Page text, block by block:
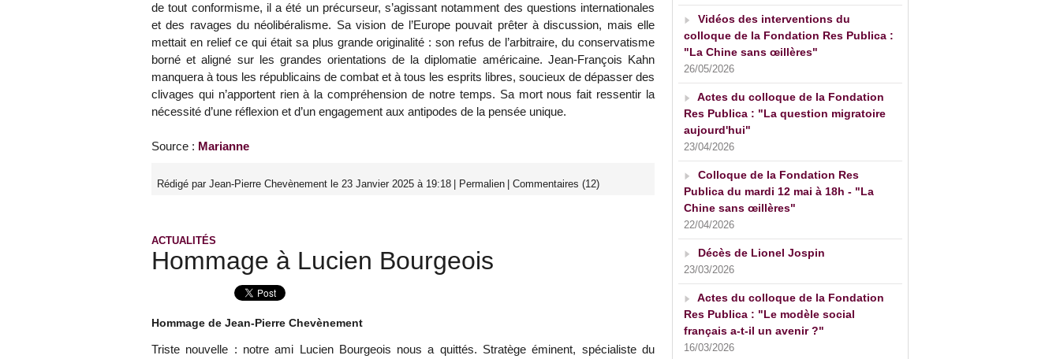
de tout conformisme, il a été un précurseur, s’agissant notamment des questions internationales
et des ravages du néolibéralisme. Sa vision de l’Europe pouvait prêter à discussion, mais elle
mettait en relief ce qui était sa plus grande originalité : son refus de l’arbitraire, du conservatisme
borné et aligné sur les grandes orientations de la diplomatie américaine. Jean-François Kahn
manquera à tous les républicains de combat et à tous les esprits libres, soucieux de dépasser des
clivages qui n’apportent rien à la compréhension de notre temps. Sa mort nous fait ressentir la
nécessité d’une réflexion et d’un engagement aux antipodes de la pensée unique.
Source : Marianne
Rédigé par Jean-Pierre Chevènement le 23 Janvier 2025 à 19:18 Permalien Commentaires (12)
ACTUALITÉS
Hommage à Lucien Bourgeois
Hommage de Jean-Pierre Chevènement
Triste nouvelle : notre ami Lucien Bourgeois nous a quittés. Stratège éminent, spécialiste du
Vidéos des interventions du
colloque de la Fondation Res Publica :
"La Chine sans œillères"
26/05/2026
Actes du colloque de la Fondation
Res Publica : "La question migratoire
aujourd'hui"
23/04/2026
Colloque de la Fondation Res
Publica du mardi 12 mai à 18h - "La
Chine sans œillères"
22/04/2026
Décès de Lionel Jospin
23/03/2026
Actes du colloque de la Fondation
Res Publica : "Le modèle social
français a-t-il un avenir ?"
16/03/2026